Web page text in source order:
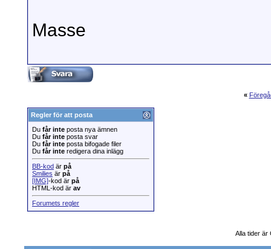
Masse
«
Regler för att posta
Du får inte posta nya ämnen
Du får inte posta svar
Du får inte posta bifogade filer
Du får inte redigera dina inlägg
BB-kod är på
Smilies är på
[IMG]-kod är på
HTML-kod är av
Forumets regler
Alla tider är